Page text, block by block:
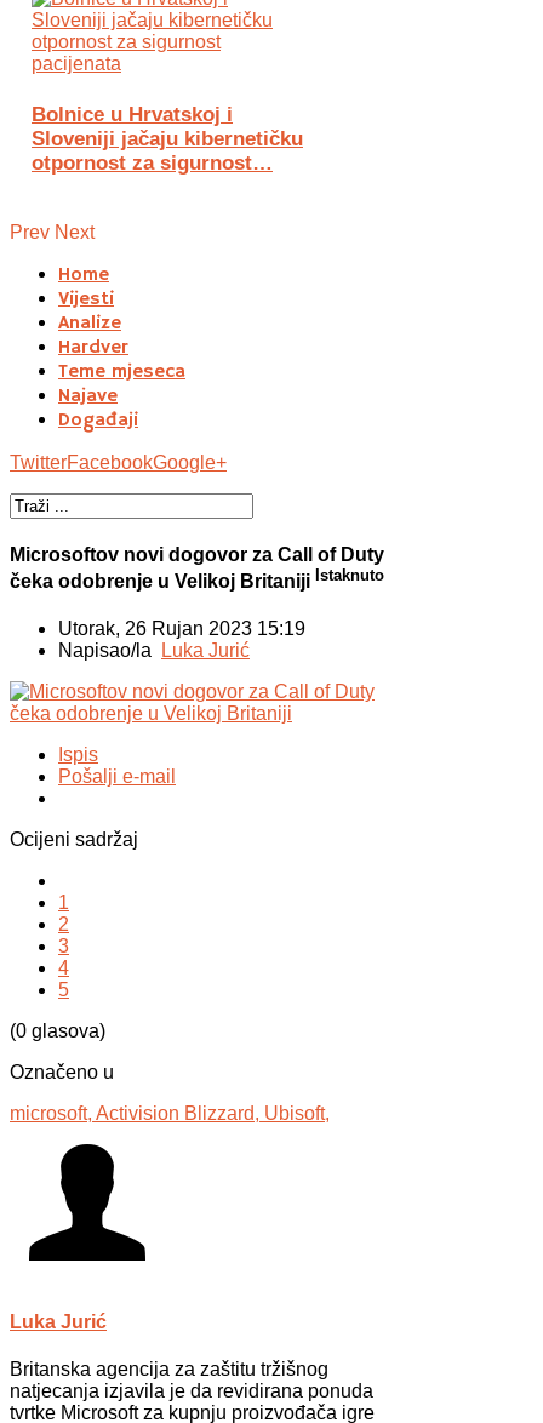
Bolnice u Hrvatskoj i
Sloveniji jačaju kibernetičku
otpornost za sigurnost…
Prev Next
Home
Vijesti
Analize
Hardver
Teme mjeseca
Najave
Događaji
TwitterFacebookGoogle+
Microsoftov novi dogovor za Call of Duty
čeka odobrenje u Velikoj Britaniji Istaknuto
Utorak, 26 Rujan 2023 15:19
Napisao/la Luka Jurić
Ispis
Pošalji e-mail
Ocijeni sadržaj
1
2
3
4
5
(0 glasova)
Označeno u
microsoft, Activision Blizzard, Ubisoft,
Luka Jurić
Britanska agencija za zaštitu tržišnog
natjecanja izjavila je da revidirana ponuda
tvrtke Microsoft za kupnju proizvođača igre